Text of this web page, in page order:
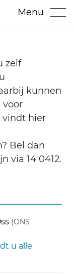
Menu
zelf
kunnen
voor
vindt hier
Bel dan
via 14 0412.
(ONS
u alle